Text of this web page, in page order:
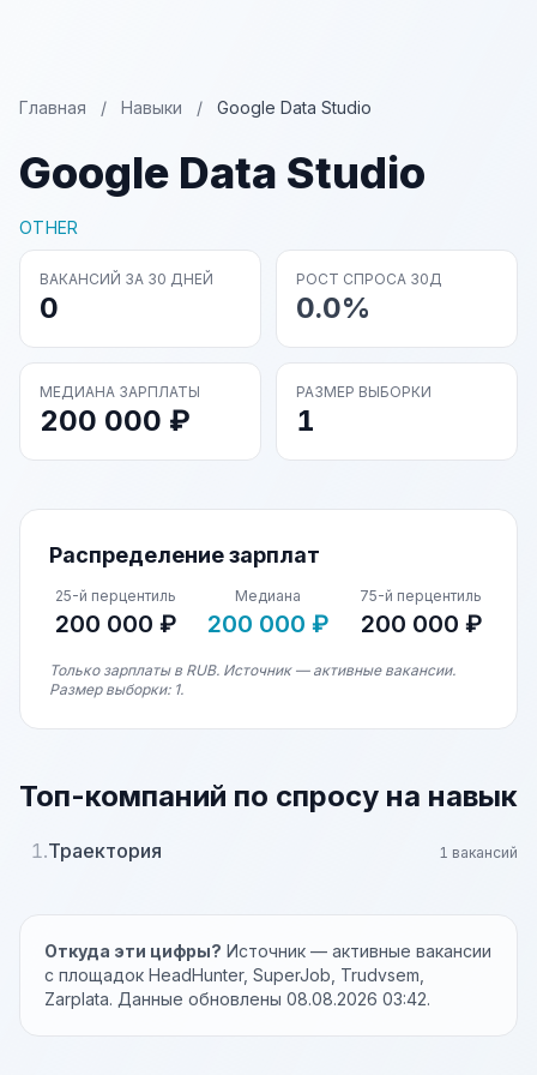
Главная / Навыки / Google Data Studio
Google Data Studio
OTHER
ВАКАНСИЙ ЗА 30 ДНЕЙ
0
РОСТ СПРОСА 30Д
0.0%
МЕДИАНА ЗАРПЛАТЫ
200 000 ₽
РАЗМЕР ВЫБОРКИ
1
Распределение зарплат
25-й перцентиль
200 000 ₽
Медиана
200 000 ₽
75-й перцентиль
200 000 ₽
Только зарплаты в RUB. Источник — активные вакансии.
Размер выборки: 1.
Топ-компаний по спросу на навык
1.Траектория 1 вакансий
Откуда эти цифры? Источник — активные вакансии
с площадок HeadHunter, SuperJob, Trudvsem,
Zarplata. Данные обновлены 08.08.2026 03:42.